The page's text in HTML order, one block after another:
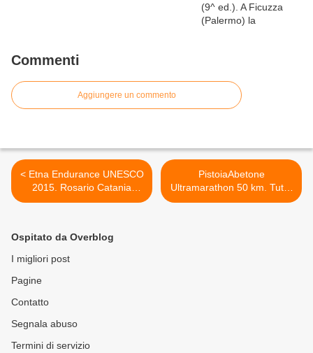
Commenti
Aggiungere un commento
< Etna Endurance UNESCO
2015. Rosario Catania
pronto allo start per una
sarà percorso in su e giù, in
lungo e largo
PistoiaAbetone
Ultramarathon 50 km. Tutto
pronto allo start. Nuovo
Ospitato da Overblog
I migliori post
Pagine
Contatto
Segnala abuso
Termini di servizio